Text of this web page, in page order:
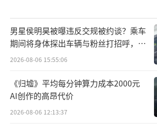
男星侯明昊被曝违反交规被约谈？乘车
期间将身体探出车辆与粉丝打招呼，当
地交警回应
2026-08-06 15:55:06
《归墟》平均每分钟算力成本2000元
AI创作的高昂代价
2026-08-06 12:13:37